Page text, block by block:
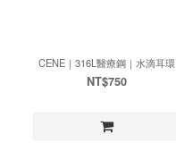
CENE｜316L醫療鋼｜水滴耳環
NT$750